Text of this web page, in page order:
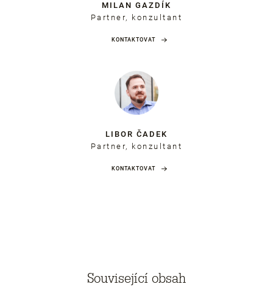
MILAN GAZDÍK
Partner, konzultant
KONTAKTOVAT
LIBOR ČADEK
Partner, konzultant
KONTAKTOVAT
Související obsah